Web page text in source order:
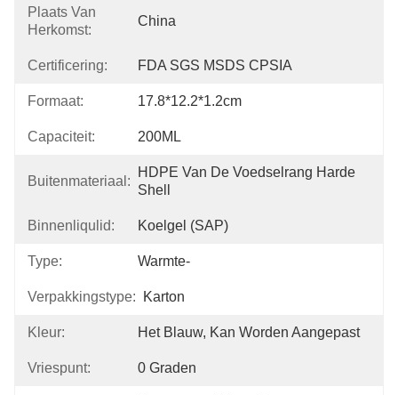
Plaats Van
Herkomst:
China
Certificering: FDA SGS MSDS CPSIA
Formaat: 17.8*12.2*1.2cm
Capaciteit: 200ML
Buitenmateriaal:
HDPE Van De Voedselrang Harde
Shell
Binnenliqulid: Koelgel (SAP)
Type: Warmte-
Verpakkingstype: Karton
Kleur: Het Blauw, Kan Worden Aangepast
Vriespunt: 0 Graden